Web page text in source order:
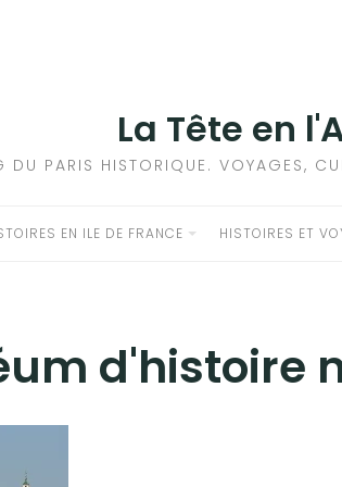
La Tête en
DU PARIS HISTORIQUE. VOYAGES,
EN ILE DE FRANCE HISTOIRES ET
d'histoire